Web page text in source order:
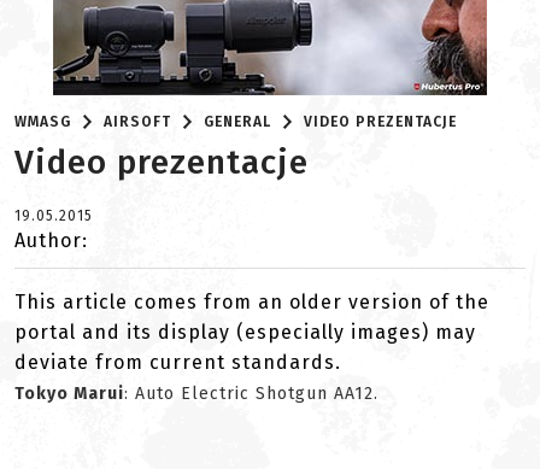
WMASG AIRSOFT GENERAL VIDEO PREZENTACJE
Video prezentacje
19.05.2015
Author:
This article comes from an older version of the
portal and its display (especially images) may
deviate from current standards.
Tokyo Marui: Auto Electric Shotgun AA12.